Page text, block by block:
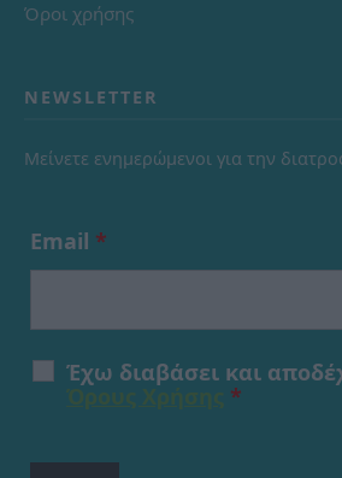
Όροι χρήσης
NEWSLETTER
Μείνετε ενημερώμενοι για την
Email *
Έχω διαβάσει και
*